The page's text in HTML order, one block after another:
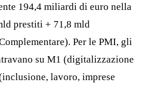
194,4 miliardi di euro nella
prestiti + 71,8 mld
Per le PMI, gli
su M1 (digitalizzazione
lavoro, imprese